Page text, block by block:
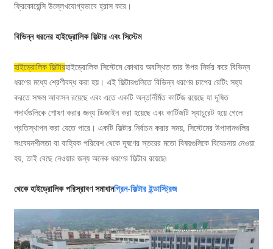
ফ্রিকোয়েন্সি উল্লেখযোগ্যভাবে হ্রাস করে।
বিভিন্ন ধরনের হাইড্রোলিক ফিল্টার এবং সিস্টেম
হাইড্রোলিক ফিল্টারহাইড্রোলিক সিস্টেমে কোথায় অবস্থিত তার উপর নির্ভর করে বিভিন্ন
ধরণের মধ্যে শ্রেণীবদ্ধ করা হয়। এই ফিল্টারগুলিতে বিভিন্ন ধরণের চাপের রেটিং সহ্য
করতে সক্ষম আবাসন রয়েছে এবং এতে একটি অন্তর্নির্মিত কার্টিজ রয়েছে যা দূষিত
পদার্থগুলিকে শোষণ করার জন্য ডিজাইন করা হয়েছে এবং কার্টিজটি স্যাচুরেট হয়ে গেলে
প্রতিস্থাপন করা যেতে পারে। একটি ফিল্টার নির্বাচন করার সময়, সিস্টেমের উপাদানগুলির
সংবেদনশীলতা বা বাহ্যিক পরিবেশ থেকে দূষণের স্তরের মতো বিষয়গুলিকে বিবেচনায় নেওয়া
হয়, তাই বেছে নেওয়ার জন্য অনেক ধরণের ফিল্টার রয়েছে৷
থেকে হাইড্রোলিক পরিস্রাবণ সমাধানগ্রিন-ফিল্টার ইন্ডাস্ট্রিজ